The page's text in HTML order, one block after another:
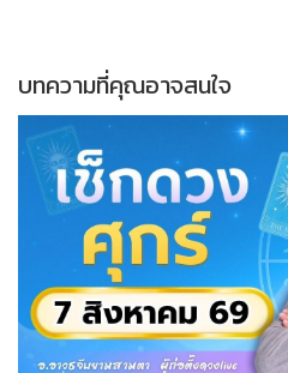
บทความที่คุณอาจสนใจ